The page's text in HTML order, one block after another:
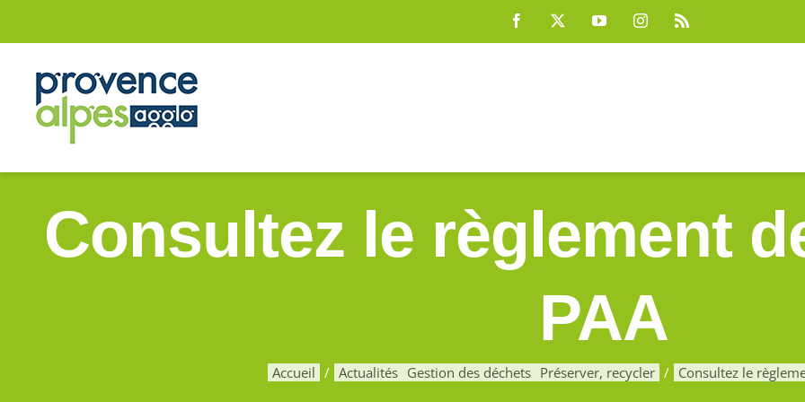
Facebook YouTubeInstagram
Consultez le règlement
PAA
Accueil Actualités Gestion des déchets Préserver, recycler Consultez le